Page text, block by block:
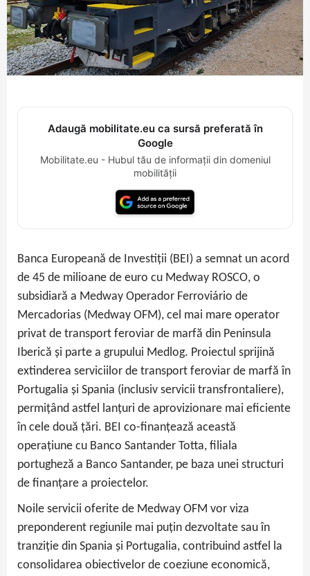
Adaugă mobilitate.eu ca sursă preferată în
Google
Mobilitate.eu - Hubul tău de informații din domeniul
mobilității
Banca Europeană de Investiții (BEI) a semnat un acord
de 45 de milioane de euro cu Medway ROSCO, o
subsidiară a Medway Operador Ferroviário de
Mercadorias (Medway OFM), cel mai mare operator
privat de transport feroviar de marfă din Peninsula
Iberică și parte a grupului Medlog. Proiectul sprijină
extinderea serviciilor de transport feroviar de marfă în
Portugalia și Spania (inclusiv servicii transfrontaliere),
permițând astfel lanțuri de aprovizionare mai eficiente
în cele două țări. BEI co-finanțează această
operațiune cu Banco Santander Totta, filiala
portugheză a Banco Santander, pe baza unei structuri
de finanțare a proiectelor.
Noile servicii oferite de Medway OFM vor viza
preponderent regiunile mai puțin dezvoltate sau în
tranziție din Spania și Portugalia, contribuind astfel la
consolidarea obiectivelor de coeziune economică,